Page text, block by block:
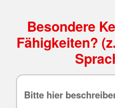
Besondere
Fähigkeiten?